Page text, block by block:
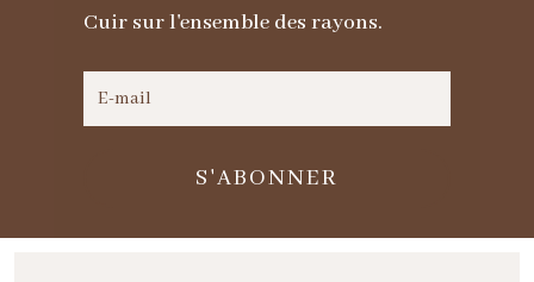
Cuir sur l'ensemble des rayons.
S'ABONNER